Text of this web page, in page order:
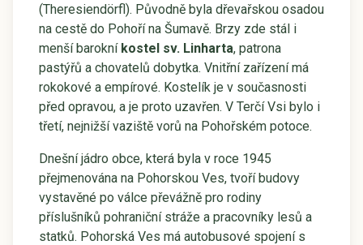
(Theresiendörfl). Původně byla dřevařskou osadou
na cestě do Pohoří na Šumavě. Brzy zde stál i
menší barokní kostel sv. Linharta, patrona
pastýřů a chovatelů dobytka. Vnitřní zařízení má
rokokové a empírové. Kostelík je v současnosti
před opravou, a je proto uzavřen. V Terčí Vsi bylo i
třetí, nejnižší vaziště vorů na Pohořském potoce.
Dnešní jádro obce, která byla v roce 1945
přejmenována na Pohorskou Ves, tvoří budovy
vystavěné po válce převážně pro rodiny
příslušníků pohraniční stráže a pracovníky lesů a
statků. Pohorská Ves má autobusové spojení s